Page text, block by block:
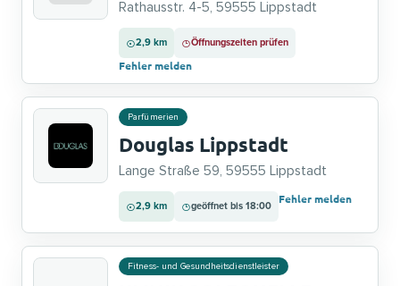
Rathausstr. 4-5, 59555 Lippstadt
2,9 km Öffnungszeiten prüfen
Fehler melden
Parfümerien
Douglas Lippstadt
Lange Straße 59, 59555 Lippstadt
2,9 km geöffnet bis 18:00
Fehler melden
Fitness- und Gesundheitsdienstleister